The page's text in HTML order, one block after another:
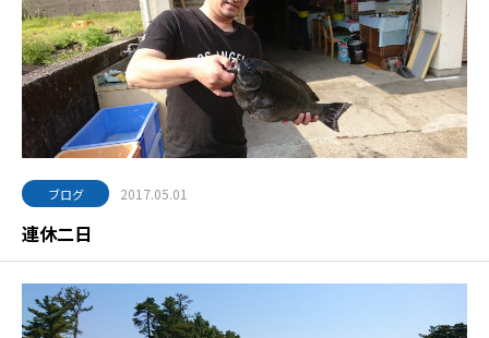
ブログ 2017.05.01
連休二日